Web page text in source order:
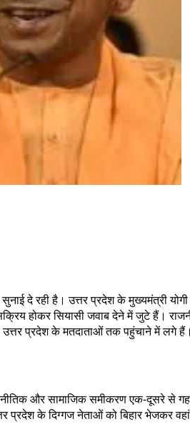
दे रही है। उत्तर प्रदेश के मुख्यमंत्री
होकर सियासी जवाब देने में जुटे हैं।
उत्तर प्रदेश के मतदाताओं तक पहुंचाने में लगे हैं।
और सामाजिक समीकरण एक-दूसरे से
प्रदेश के दिग्गज नेताओं को बिहार भेजकर